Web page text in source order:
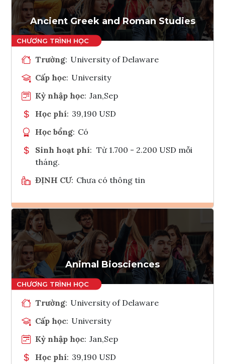
Tham vấn Interlink
Ancient Greek and Roman Studies
Trường: University of Delaware
Cấp học: University
Kỳ nhập học: Jan,Sep
Học phí: 39,190 USD
Học bổng: Có
Sinh hoạt phí: Từ 1.700 - 2.200 USD mỗi
tháng.
ĐỊNH CƯ: Chưa có thông tin
Ghi danh
Tham vấn Interlink
Animal Biosciences
Trường: University of Delaware
Cấp học: University
Kỳ nhập học: Jan,Sep
Học phí: 39,190 USD